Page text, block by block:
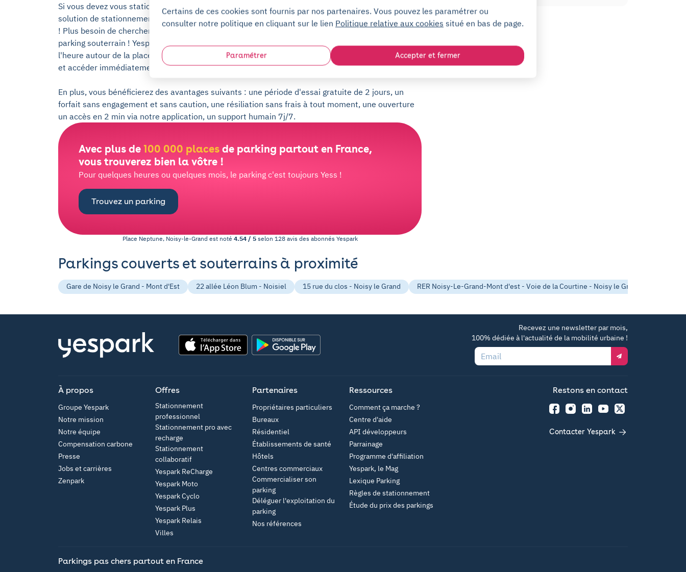
Si vous devez vous stationner de manière régulière autour de Place Neptune, opter pour une
solution de stationnement peut vous permettre de gagner du temps et de réaliser des économies
! Plus besoin de chercher une place, ni de payer les tarifs élevés du stationnement en voirie ou en
parking souterrain ! Yespark vous propose donc ses places de parking à la location au mois ou à
l'heure autour de la place. Vous pouvez réserver votre place en 2 minutes avec notre application
et accéder immédiatement à votre parking !
En plus, vous bénéficierez des avantages suivants : une période d'essai gratuite de 2 jours, un
forfait sans engagement et sans caution, une résiliation sans frais à tout moment, une ouverture
un accès en 2 min via notre application, un support humain 7j/7.
Avec plus de 100 000 places de parking partout en France,
vous trouverez bien la vôtre !
Pour quelques heures ou quelques mois, le parking c'est toujours Yess !
Trouvez un parking
Place Neptune, Noisy-le-Grand est noté 4.54 / 5 selon 128avis des abonnés Yespark
Parkings couverts et souterrains à proximité
Gare de Noisy le Grand - Mont d'Est 22 allée Léon Blum - Noisiel 15 rue du clos - Noisy le Grand RER Noisy-Le-Grand-Mont d'est - Voie de la Courtine - Noisy le Grand
Recevez une newsletter par mois,
100% dédiée à l'actualité de la mobilité urbaine !
Email
À propos
Groupe Yespark
Notre mission
Notre équipe
Compensation carbone
Presse
Jobs et carrières
Zenpark
Offres
Stationnement
professionnel
Stationnement pro avec
recharge
Stationnement
collaboratif
Yespark ReCharge
Yespark Moto
Yespark Cyclo
Yespark Plus
Yespark Relais
Villes
Partenaires
Propriétaires particuliers
Bureaux
Résidentiel
Établissements de santé
Hôtels
Centres commerciaux
Commercialiser son
parking
Déléguer l'exploitation du
parking
Nos références
Ressources
Comment ça marche ?
Centre d'aide
API développeurs
Parrainage
Programme d'affiliation
Yespark, le Mag
Lexique Parking
Règles de stationnement
Étude du prix des parkings
Restons en contact
FacebookInstagramLinkedInYouTubeTwitter
Contacter Yespark
Parkings pas chers partout en France
Certains de ces cookies sont fournis par nos partenaires. Vous pouvez les paramétrer ou
consulter notre politique en cliquant sur le lien Politique relative aux cookies situé en bas de page.
Paramétrer Accepter et fermer